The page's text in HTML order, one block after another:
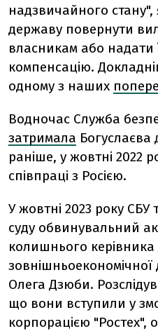
надзвичайного
державу повернути
власникам або надати
компенсацію.
одному з наших
Водночас Служба
затримала
раніше, у жовтні 2022
співпраці з Росією.
У жовтні 2023 року СБУ
суду обвинувальний
колишнього
зовнішньоекономічної
Олега Дзюби.
що вони вступили у
корпорацією